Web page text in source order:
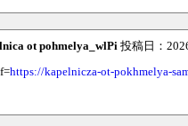
ot pohmelya_wlPi 投稿日：
https://kapelnicza-ot-pokhmelya-